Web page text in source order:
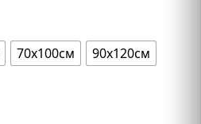
70х100см 90х120см